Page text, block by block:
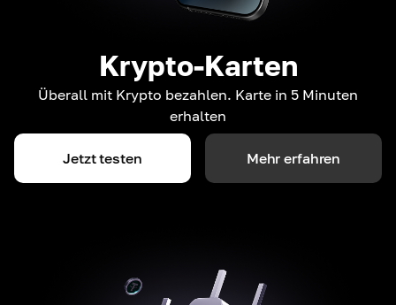
Krypto-Karten
Überall mit Krypto bezahlen. Karte in 5 Minuten
erhalten
Jetzt testen Mehr erfahren